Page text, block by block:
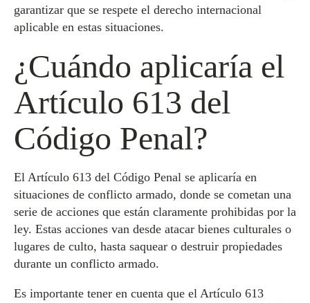
garantizar que se respete el derecho internacional
aplicable en estas situaciones.
¿Cuándo aplicaría el
Artículo 613 del
Código Penal?
El Artículo 613 del Código Penal se aplicaría en
situaciones de conflicto armado, donde se cometan una
serie de acciones que están claramente prohibidas por la
ley. Estas acciones van desde atacar bienes culturales o
lugares de culto, hasta saquear o destruir propiedades
durante un conflicto armado.
Es importante tener en cuenta que el Artículo 613